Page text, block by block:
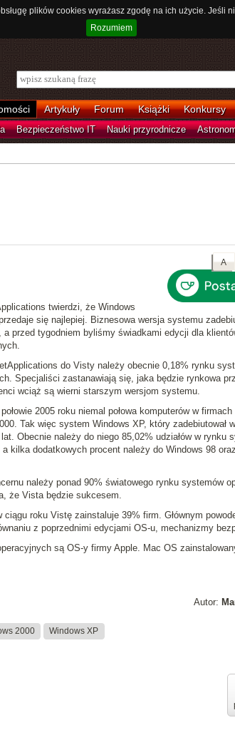
plików cookies wyrażasz zgodę na ich użycie.
Rozumiem
Artykuły Forum Książki Konkursy
Bezpieczeństwo IT Nauki przyrodnicze
A
twierdzi, że Windows
się najlepiej. Biznesowa wersja systemu
a przed tygodniem byliśmy świadkami edycji dla
do Visty należy obecnie 0,18% rynku
Specjaliści zastanawiają się, jaka będzie rynkowa
wciąż są wierni starszym wersjom systemu.
2005 roku niemal połowa komputerów w firmach
Tak więc system Windows XP, który zadebiutował
Obecnie należy do niego 85,02% udziałów w rynku
kilka dodatkowych procent należy do Windows 98
należy ponad 90% światowego rynku systemów
że Vista będzie sukcesem.
roku Vistę zainstaluje 39% firm. Głównym
z poprzednimi edycjami OS-u, mechanizmy
są OS-y firmy Apple. Mac OS
Autor:
2000 Windows XP